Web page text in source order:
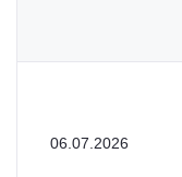
06.07.2026